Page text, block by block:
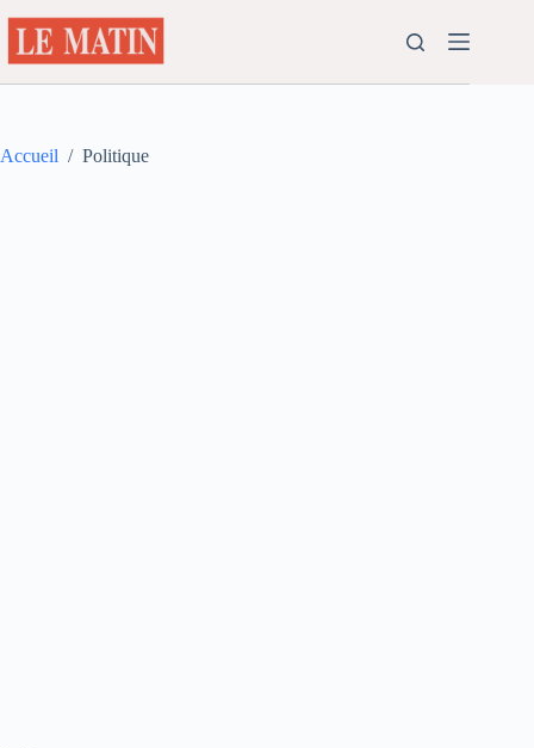
au
contenu
Accueil / Politique